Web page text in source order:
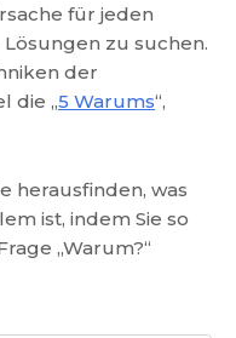
für jeden
zu suchen.
der
die „5 Warums“,
herausfinden, was
ist, indem Sie so
„Warum?“